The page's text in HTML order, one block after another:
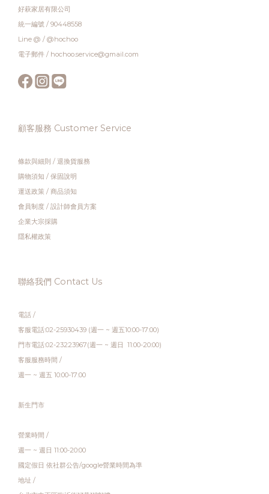
好萩家居有限公司
統一編號 / 90448558
Line @ / @hochoo
電子郵件 / hochoo.service@gmail.com
顧客服務 Customer Service
條款與細則 / 退換貨服務
購物須知 / 保固說明
運送政策 / 商品須知
會員制度 / 設計師會員方案
企業大宗採購
隱私權政策
聯絡我們 Contact Us
電話 /
客服電話:02-25930439 (週一 ~ 週五10:00-17:00)
門市電話:02-23223967(週一 ~ 週日 11:00-20:00)
客服服務時間 /
週一 ~ 週五 10:00-17:00
新生門市
營業時間 /
週一 ~ 週日 11:00-20:00
國定假日 依社群公告/google營業時間為準
地址 /